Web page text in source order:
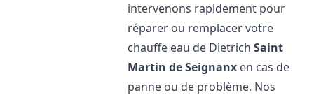
intervenons rapidement pour
réparer ou remplacer votre
chauffe eau de DietrichSaint
Martin de Seignanx en cas de
panne ou de problème. Nos